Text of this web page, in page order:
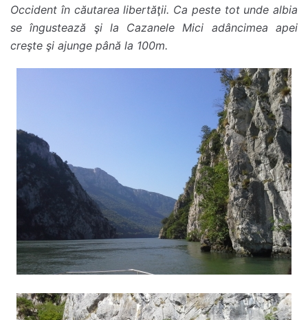
Occident în căutarea libertăţii. Ca peste tot unde albia
se îngustează şi la Cazanele Mici adâncimea apei
creşte şi ajunge până la 100m.